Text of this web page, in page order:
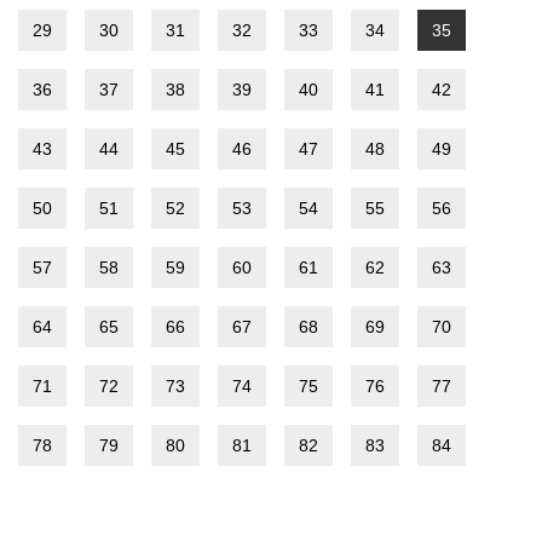
29 30 31 32 33 34 35
36 37 38 39 40 41 42
43 44 45 46 47 48 49
50 51 52 53 54 55 56
57 58 59 60 61 62 63
64 65 66 67 68 69 70
71 72 73 74 75 76 77
78 79 80 81 82 83 84